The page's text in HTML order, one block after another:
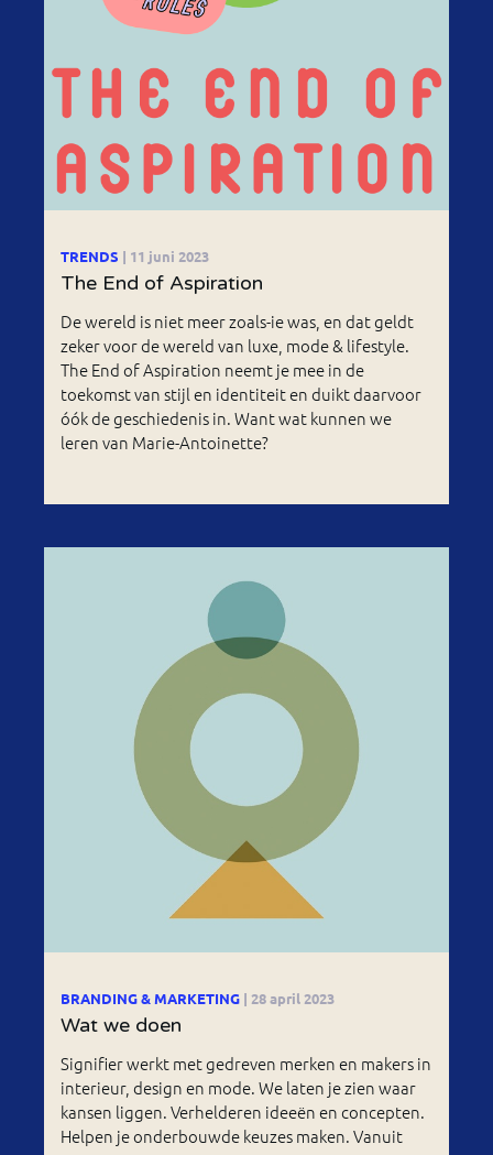
TRENDS | 11 juni 2023
The End of Aspiration
De wereld is niet meer zoals-ie was, en dat geldt
zeker voor de wereld van luxe, mode & lifestyle.
The End of Aspiration neemt je mee in de
toekomst van stijl en identiteit en duikt daarvoor
óók de geschiedenis in. Want wat kunnen we
leren van Marie-Antoinette?
BRANDING & MARKETING | 28 april 2023
Wat we doen
Signifier werkt met gedreven merken en makers in
interieur, design en mode. We laten je zien waar
kansen liggen. Verhelderen ideeën en concepten.
Helpen je onderbouwde keuzes maken. Vanuit